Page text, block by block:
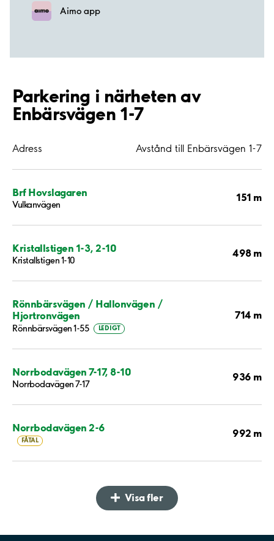
Aimo app
Parkering i närheten av
Enbärsvägen 1-7
Adress Avstånd till Enbärsvägen 1-7
Brf Hovslagaren
Vulkanvägen
151 m
Kristallstigen 1-3, 2-10
Kristallstigen 1-10
498 m
Rönnbärsvägen / Hallonvägen /
Hjortronvägen
Rönnbärsvägen 1-55 LEDIGT
714 m
Norrbodavägen 7-17, 8-10
Norrbodavägen 7-17
936 m
Norrbodavägen 2-6
FÅTAL
992 m
Visa fler